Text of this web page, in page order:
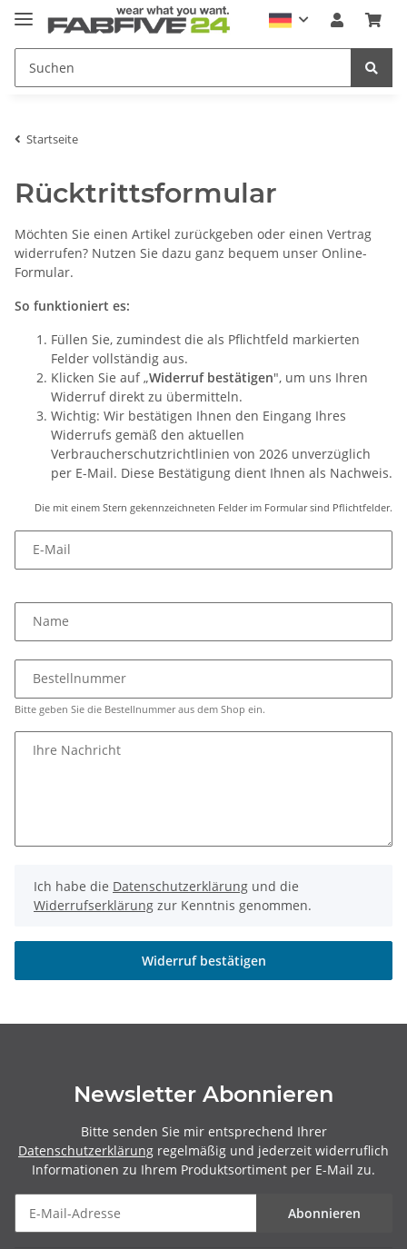
Startseite
Rücktrittsformular
Möchten Sie einen Artikel zurückgeben oder einen Vertrag
widerrufen? Nutzen Sie dazu ganz bequem unser Online-
Formular.
So funktioniert es:
Füllen Sie, zumindest die als Pflichtfeld markierten
Felder vollständig aus.
Klicken Sie auf „Widerruf bestätigen", um uns Ihren
Widerruf direkt zu übermitteln.
Wichtig: Wir bestätigen Ihnen den Eingang Ihres
Widerrufs gemäß den aktuellen
Verbraucherschutzrichtlinien von 2026 unverzüglich
per E-Mail. Diese Bestätigung dient Ihnen als Nachweis.
Die mit einem Stern gekennzeichneten Felder im Formular sind Pflichtfelder.
E-Mail
Name
Bitte geben Sie die Bestellnummer aus dem Shop ein.
Bestellnummer
Ihre Nachricht
Ich habe die Datenschutzerklärung und die
Widerrufserklärung zur Kenntnis genommen.
Widerruf bestätigen
Newsletter Abonnieren
Bitte senden Sie mir entsprechend Ihrer
Datenschutzerklärung regelmäßig und jederzeit widerruflich
Informationen zu Ihrem Produktsortiment per E-Mail zu.
Abonnieren